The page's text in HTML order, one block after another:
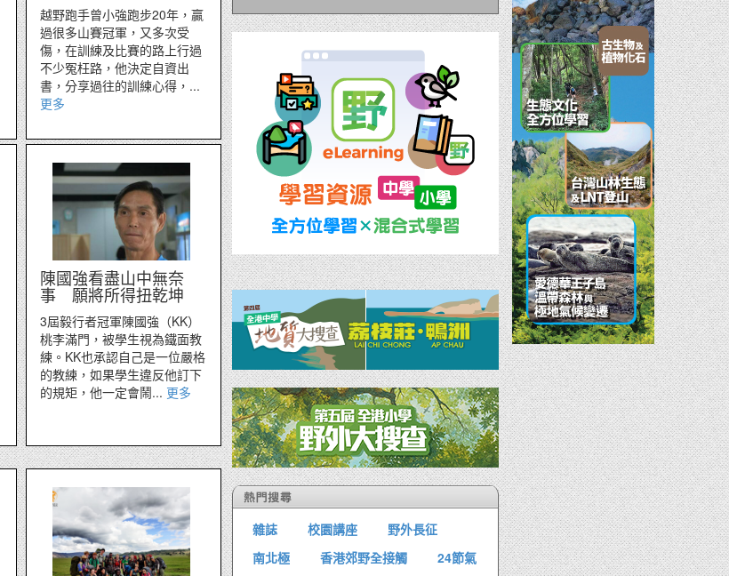
越野跑手曾小強跑步20年，贏
過很多山賽冠軍，又多次受
傷，在訓練及比賽的路上行過
不少冤枉路，他決定自資出
書，分享過往的訓練心得，...
更多
陳國強看盡山中無奈
事 願將所得扭乾坤
3屆毅行者冠軍陳國強（KK）
桃李滿門，被學生視為鐵面教
練。KK也承認自己是一位嚴格
的教練，如果學生違反他訂下
的規矩，他一定會鬧... 更多
雜誌 校園講座
野外長征
南北極
香港郊野全接觸
24節氣